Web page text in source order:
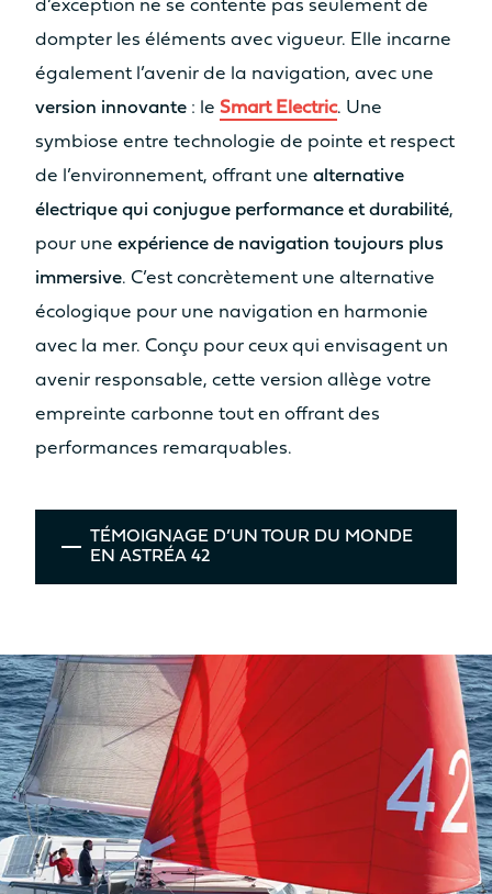
d’exception ne se contente pas seulement de
dompter les éléments avec vigueur. Elle incarne
également l’avenir de la navigation, avec une
version innovante : le Smart Electric. Une
symbiose entre technologie de pointe et respect
de l’environnement, offrant une alternative
électrique qui conjugue performance et durabilité,
pour une expérience de navigation toujours plus
immersive. C’est concrètement une alternative
écologique pour une navigation en harmonie
avec la mer. Conçu pour ceux qui envisagent un
avenir responsable, cette version allège votre
empreinte carbonne tout en offrant des
performances remarquables.
TÉMOIGNAGE D’UN TOUR DU MONDE
EN ASTRÉA 42
Catamaran
FP44
En savoir plus sur le prix